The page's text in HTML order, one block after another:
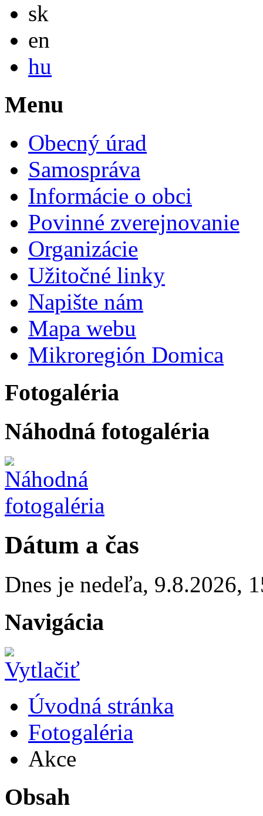
sk
en
hu
Menu
Obecný úrad
Samospráva
Informácie o obci
Povinné zverejnovanie
Organizácie
Užitočné linky
Napište nám
Mapa webu
Mikroregión Domica
Fotogaléria
Náhodná fotogaléria
Dátum a čas
Dnes je nedeľa, 9.8.2026,
Navigácia
Úvodná stránka
Fotogaléria
Akce
Obsah